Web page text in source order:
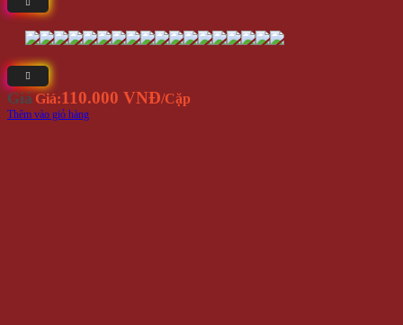
Giá Giá:110.000 VNĐ/Cặp
Thêm vào giỏ hàng